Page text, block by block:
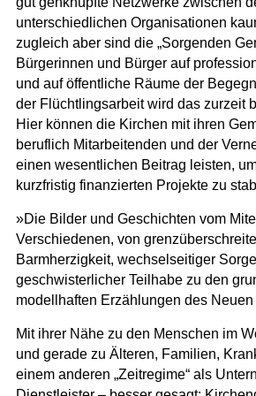
unterschiedlichen Organisationen
zugleich aber sind die „Sorgenden
Bürgerinnen und Bürger auf
und auf öffentliche Räume der
der Flüchtlingsarbeit wird das zurzeit
Hier können die Kirchen mit ihren
beruflich Mitarbeitenden und der
einen wesentlichen Beitrag leisten,
kurzfristig finanzierten Projekte zu
»Die Bilder und Geschichten vom
Verschiedenen, von
Barmherzigkeit, wechselseitiger
geschwisterlicher Teilhabe zu den
modellhaften Erzählungen des Neuen
Mit ihrer Nähe zu den Menschen im
und gerade zu Älteren, Familien,
einem anderen „Zeitregime“ als